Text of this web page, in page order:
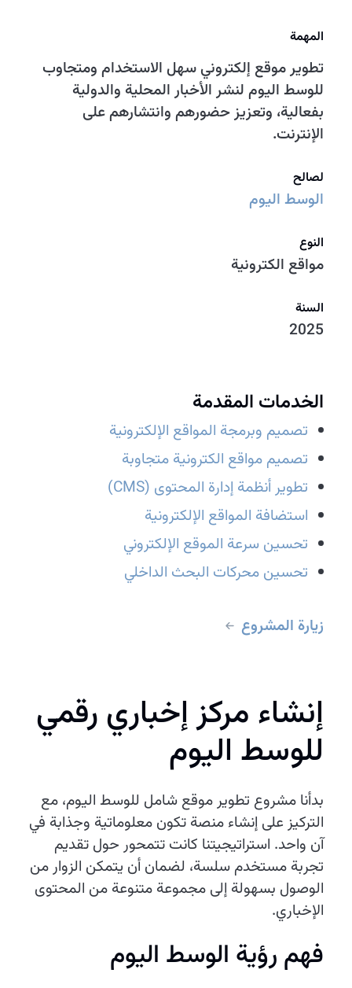
المهمة
تطوير موقع إلكتروني سهل الاستخدام ومتجاوب
للوسط اليوم لنشر الأخبار المحلية والدولية
بفعالية، وتعزيز حضورهم وانتشارهم على
الإنترنت.
لصالح
الوسط اليوم
النوع
مواقع الكترونية
السنة
2025
الخدمات المقدمة
تصميم وبرمجة المواقع الإلكترونية
تصميم مواقع الكترونية متجاوبة
تطوير أنظمة إدارة المحتوى (CMS)
استضافة المواقع الإلكترونية
تحسين سرعة الموقع الإلكتروني
تحسين محركات البحث الداخلي
زيارة المشروع
إنشاء مركز إخباري رقمي
للوسط اليوم
بدأنا مشروع تطوير موقع شامل للوسط اليوم، مع
التركيز على إنشاء منصة تكون معلوماتية وجذابة في
آن واحد. استراتيجيتنا كانت تتمحور حول تقديم
تجربة مستخدم سلسة، لضمان أن يتمكن الزوار من
الوصول بسهولة إلى مجموعة متنوعة من المحتوى
الإخباري.
فهم رؤية الوسط اليوم